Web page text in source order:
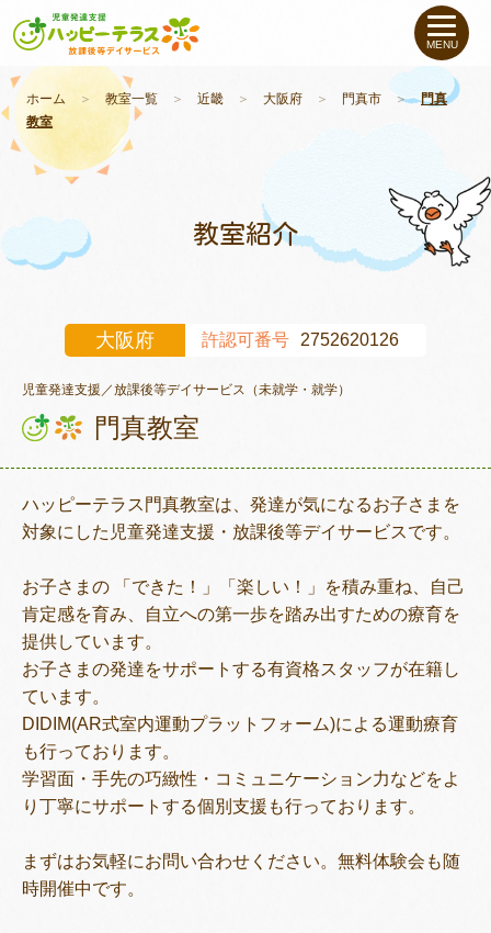
私たちについて
未就学のお子さま （０〜６才）
小学生〜高校生の
教室一覧
ご利用について
トレキング DIDIM
MENU
ホーム ＞ 教室一覧 ＞ 近畿 ＞ 大阪府 ＞ 門真市 ＞門真
教室
教室紹介
大阪府 許認可番号 2752620126
児童発達支援／放課後等デイサービス（未就学・就学）
門真教室
ハッピーテラス門真教室は、発達が気になるお子さまを
対象にした児童発達支援・放課後等デイサービスです。
お子さまの 「できた！」「楽しい！」を積み重ね、自己
肯定感を育み、自立への第一歩を踏み出すための療育を
提供しています。
お子さまの発達をサポートする有資格スタッフが在籍し
ています。
DIDIM(AR式室内運動プラットフォーム)による運動療育
も行っております。
学習面・手先の巧緻性・コミュニケーション力などをよ
り丁寧にサポートする個別支援も行っております。
まずはお気軽にお問い合わせください。無料体験会も随
時開催中です。